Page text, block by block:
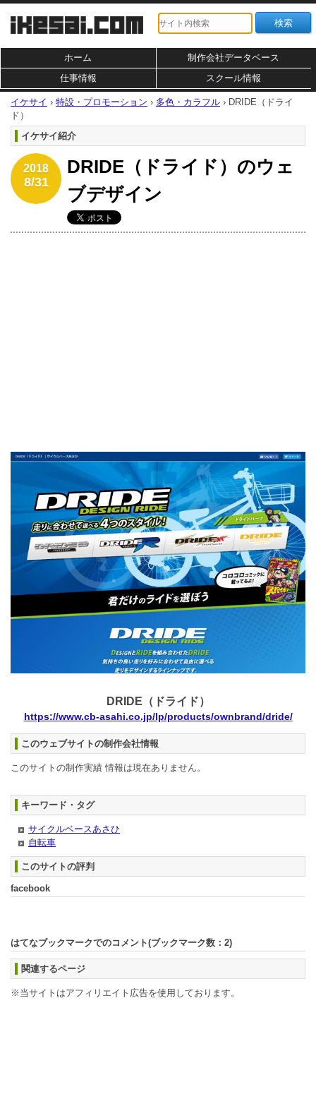
ホーム
制作会社データベース
仕事情報
スクール情報
イケサイ › 特設・プロモーション › 多色・カラフル › DRIDE（ドライ
ド）
イケサイ紹介
2018
8/31
DRIDE（ドライド）のウェ
ブデザイン
DRIDE（ドライド）
https://www.cb-asahi.co.jp/lp/products/ownbrand/dride/
このウェブサイトの制作会社情報
このサイトの制作実績 情報は現在ありません。
キーワード・タグ
サイクルベースあさひ
自転車
このサイトの評判
facebook
はてなブックマークでのコメント(ブックマーク数： 2)
関連するページ
※当サイトはアフィリエイト広告を使用しております。